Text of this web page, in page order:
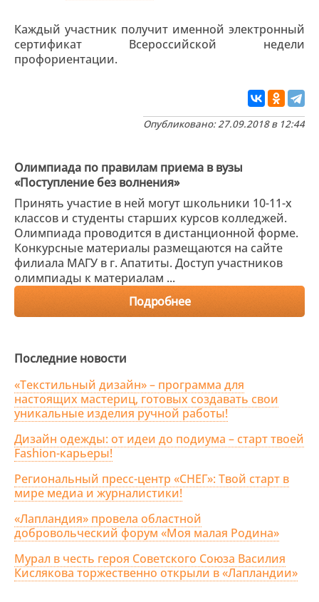
Каждый участник получит именной электронный
сертификат Всероссийской недели
профориентации.
Опубликовано: 27.09.2018 в 12:44
Олимпиада по правилам приема в вузы
«Поступление без волнения»
Принять участие в ней могут школьники 10-11-х
классов и студенты старших курсов колледжей.
Олимпиада проводится в дистанционной форме.
Конкурсные материалы размещаются на сайте
филиала МАГУ в г. Апатиты. Доступ участников
олимпиады к материалам ...
Подробнее
Последние новости
«Текстильный дизайн» – программа для
настоящих мастериц, готовых создавать свои
уникальные изделия ручной работы!
Дизайн одежды: от идеи до подиума – старт твоей
Fashion-карьеры!
Региональный пресс-центр «СНЕГ»: Твой старт в
мире медиа и журналистики!
«Лапландия» провела областной
добровольческий форум «Моя малая Родина»
Мурал в честь героя Советского Союза Василия
Кислякова торжественно открыли в «Лапландии»